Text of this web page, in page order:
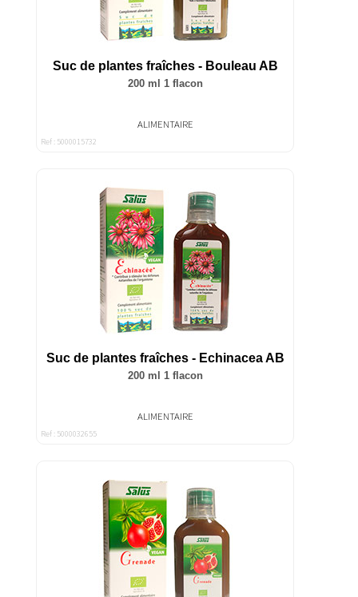
Suc de plantes fraîches - Bouleau AB
200 ml 1 flacon
ALIMENTAIRE
Ref : 5000015732
Suc de plantes fraîches - Echinacea AB
200 ml 1 flacon
ALIMENTAIRE
Ref : 5000032655